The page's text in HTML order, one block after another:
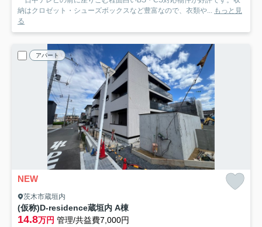
納はクロゼット・シューズボックスなど豊富なので、衣類や... もっと見
る
アパート
NEW
茨木市蔵垣内
(仮称)D-residence蔵垣内 A棟
14.8万円 管理/共益費7,000円